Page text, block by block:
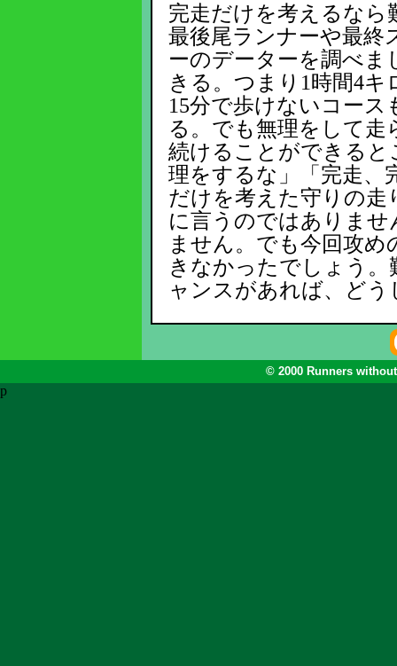
完走だけを考えるなら
最後尾ランナーや最終
ーのデーターを調べま
きる。つまり1時間4
15分で歩けないコー
る。でも無理をして走
続けることができると
理をするな」「完走、
だけを考えた守りの走
に言うのではありま
ません。でも今回攻
きなかったでしょう
ャンスがあれば、ど
© 2000 Runners
p